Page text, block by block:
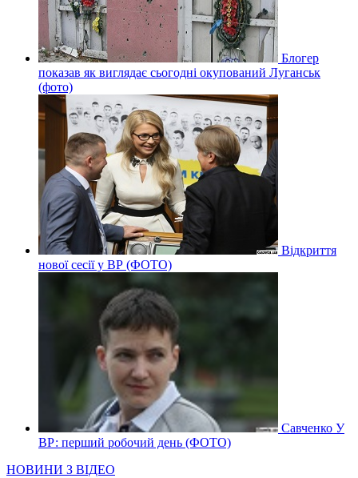
Блогер
показав як виглядає сьогодні окупований Луганськ
(фото)
Відкриття
нової сесії у ВР (ФОТО)
Савченко У
ВР: перший робочий день (ФОТО)
НОВИНИ З ВІДЕО